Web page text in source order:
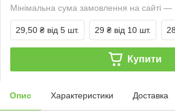
Мінімальна сума замовлення на сайті —
29,50 ₴ від 5 шт. 29 ₴ від 10 шт.
Купити
Опис Характеристики Доставка